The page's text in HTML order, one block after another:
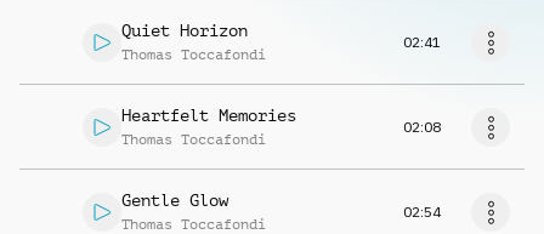
Quiet Horizon
Thomas Toccafondi
02:41
Heartfelt Memories
Thomas Toccafondi
02:08
Gentle Glow
Thomas Toccafondi
02:54